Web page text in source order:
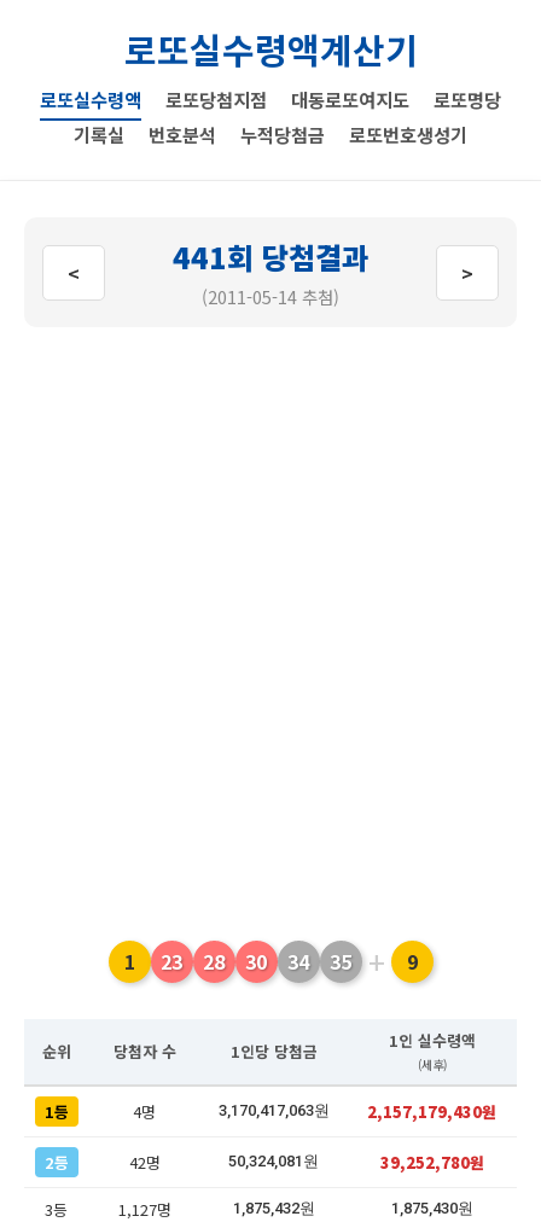
로또실수령액계산기
로또실수령액 로또당첨지점 대동로또여지도
로또명당
기록실
번호분석 누적당첨금 로또번호생성기
< 441회 당첨결과
(2011-05-14 추첨)
>
1 23 28 30 34 35 + 9
순위 당첨자 수 1인당 당첨금 1인 실수령액
(세후)
1등 4명 3,170,417,063원 2,157,179,430원
2등 42명 50,324,081원 39,252,780원
3등 1,127명 1,875,432원 1,875,430원